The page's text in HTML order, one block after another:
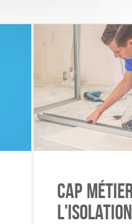
CAP
l'isolation